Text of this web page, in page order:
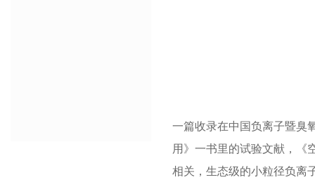
一篇收录在中国负离子暨臭
用》一书里的试验文献，《
相关，生态级的小粒径负离